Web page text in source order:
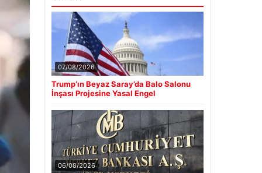
Güncel
Trump’ın Beyaz Saray’da Balo Salonu
İnşası Projesine Yasal Engel